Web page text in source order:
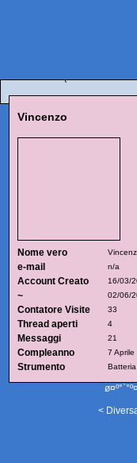
Vincenzo
Nome vero
e-mail n/a
Account Creato 16/03/
~ 02/06/
Contatore Visite 33
Thread aperti 4
Messaggi 21
Compleanno 7 Aprile
Strumento Batteria
<